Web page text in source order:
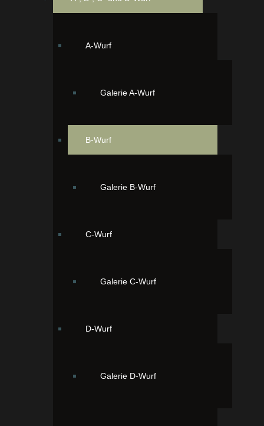
A-Wurf
Galerie A-Wurf
B-Wurf
Galerie B-Wurf
C-Wurf
Galerie C-Wurf
D-Wurf
Galerie D-Wurf
Dritter Bube Benji 23:30 Uhr. 144